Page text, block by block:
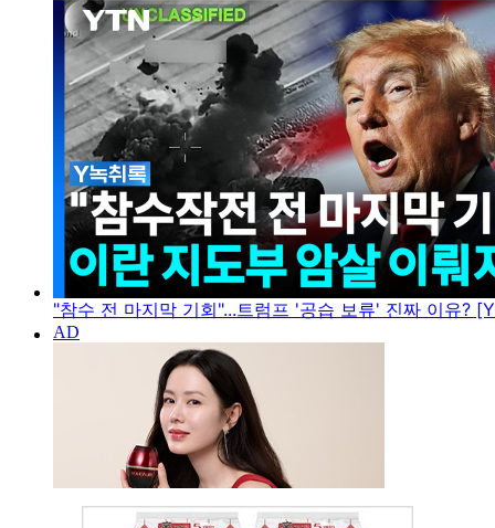
"참수 전 마지막 기회"...트럼프 '공습 보류' 진짜 이유?